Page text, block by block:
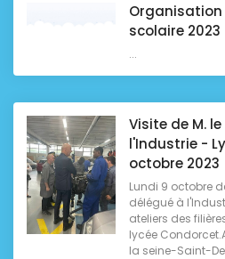
scolaire 2023
...
Visite de M.
l'Industrie -
octobre 2023
Lundi 9 octobre
délégué à
ateliers des
lycée
la seine-Saint-